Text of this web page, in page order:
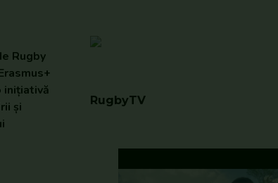
Rugby
inițiativă
și
RugbyTV